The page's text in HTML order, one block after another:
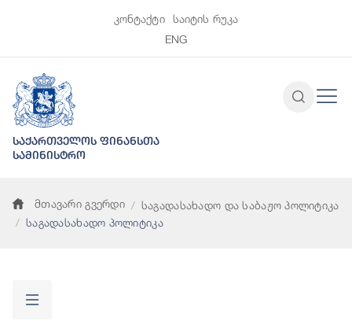
კონტაქტი
საიტის რუკა
ENG
საქართველოს ფინანსთა
სამინისტრო
მთავარი გვერდი
საგადასახადო და საბაჟო პოლიტიკა
საგადასახადო პოლიტიკა